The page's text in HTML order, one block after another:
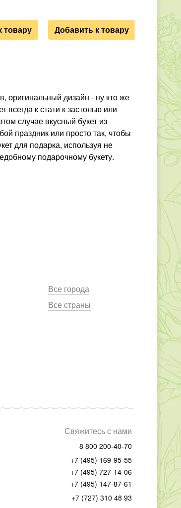
товару Добавить к товару
оригинальный дизайн - ну кто же
всегда к стати к застолью или
случае вкусный букет из
праздник или просто так, чтобы
для подарка, используя не
подарочному букету.
Все города
Все страны
Свяжитесь с нами
8 800 200-40-70
+7 (495) 169-95-55
+7 (495) 727-14-06
+7 (495) 147-87-61
+7 (727) 310 48 93